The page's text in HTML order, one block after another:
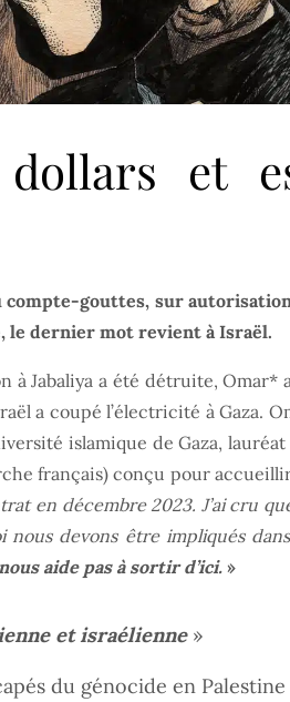
et
gouttes, sur
le dernier mot revient à Israël.
à Jabaliya a été détruite,
a coupé l’électricité à Gaza.
islamique de Gaza, lauréat
français) conçu pour
en décembre 2023. J’ai cru
nous devons être impliqués
aide pas à sortir d’ici.»
et israélienne»
du génocide en Palestine